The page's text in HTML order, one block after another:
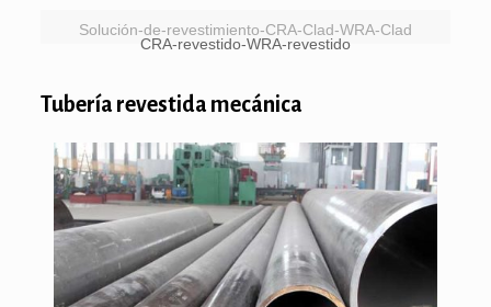
Solución-de-revestimiento-CRA-Clad-WRA-Clad
CRA-revestido-WRA-revestido
Tubería revestida mecánica